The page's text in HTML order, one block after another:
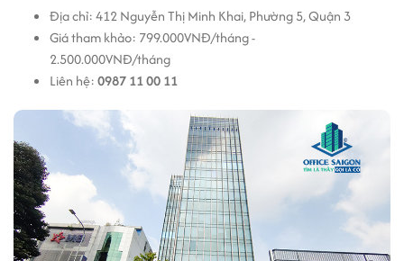
Địa chỉ: 412 Nguyễn Thị Minh Khai, Phường 5, Quận 3
Giá tham khảo: 799.000VNĐ/tháng -
2.500.000VNĐ/tháng
Liên hệ:0987 11 00 11